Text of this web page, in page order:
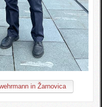
in Žarnovica